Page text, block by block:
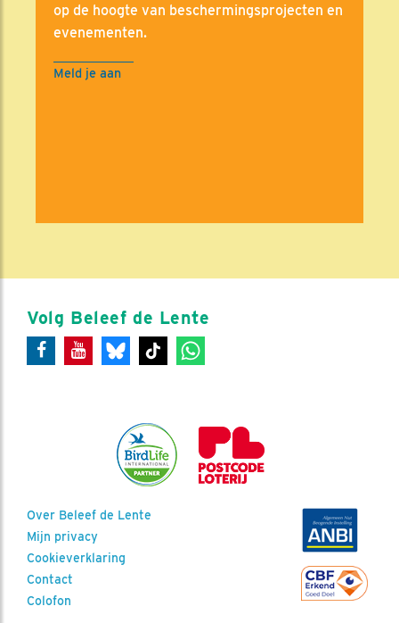
op de hoogte van beschermingsprojecten en
evenementen.
Meld je aan
Volg Beleef de Lente
Over Beleef de Lente
Mijn privacy
Cookieverklaring
Contact
Colofon